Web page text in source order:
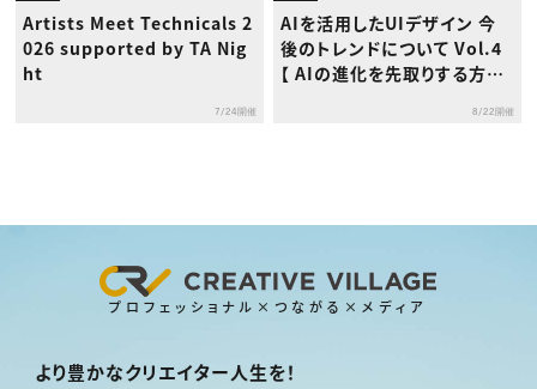
Artists Meet Technicals 2
026 supported by TA Nig
ht
7/24開催
AIを活用したUIデザイン 今
後のトレンドについて Vol.4
【 AIの進化を先取りする方
8/22開催
プロフェッショナル×つながる×メディア
より豊かなクリエイター人生を！